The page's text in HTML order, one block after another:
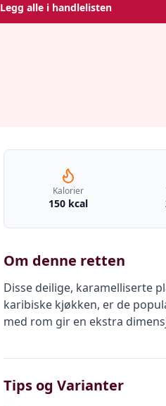
Legg alle i handlelisten
Kalorier
150 kcal
Om denne retten
Disse deilige, karamelliserte
karibiske kjøkken, er de
med rom gir en ekstra
Tips og Varianter